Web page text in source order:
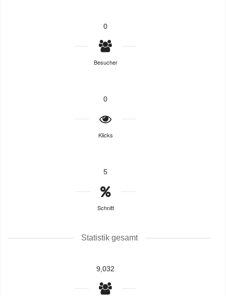
0
Besucher
0
Klicks
5
Schnitt
Statistik gesamt
9,032